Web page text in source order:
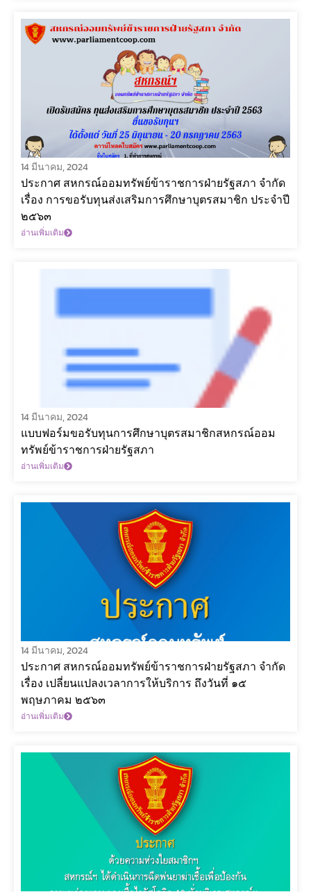
14 มีนาคม, 2024
ประกาศ สหกรณ์ออมทรัพย์ข้าราชการฝ่ายรัฐสภา จำกัด
เรื่อง การขอรับทุนส่งเสริมการศึกษาบุตรสมาชิก ประจำปี
๒๕๖๓
อ่านเพิ่มเติม
14 มีนาคม, 2024
แบบฟอร์มขอรับทุนการศึกษาบุตรสมาชิกสหกรณ์ออม
ทรัพย์ข้าราชการฝ่ายรัฐสภา
อ่านเพิ่มเติม
14 มีนาคม, 2024
ประกาศ สหกรณ์ออมทรัพย์ข้าราชการฝ่ายรัฐสภา จำกัด
เรื่อง เปลี่ยนแปลงเวลาการให้บริการ ถึงวันที่ ๑๕
พฤษภาคม ๒๕๖๓
อ่านเพิ่มเติม